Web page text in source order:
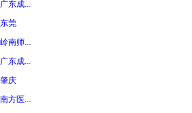
广东成...
东莞
岭南师...
广东成...
肇庆
南方医...